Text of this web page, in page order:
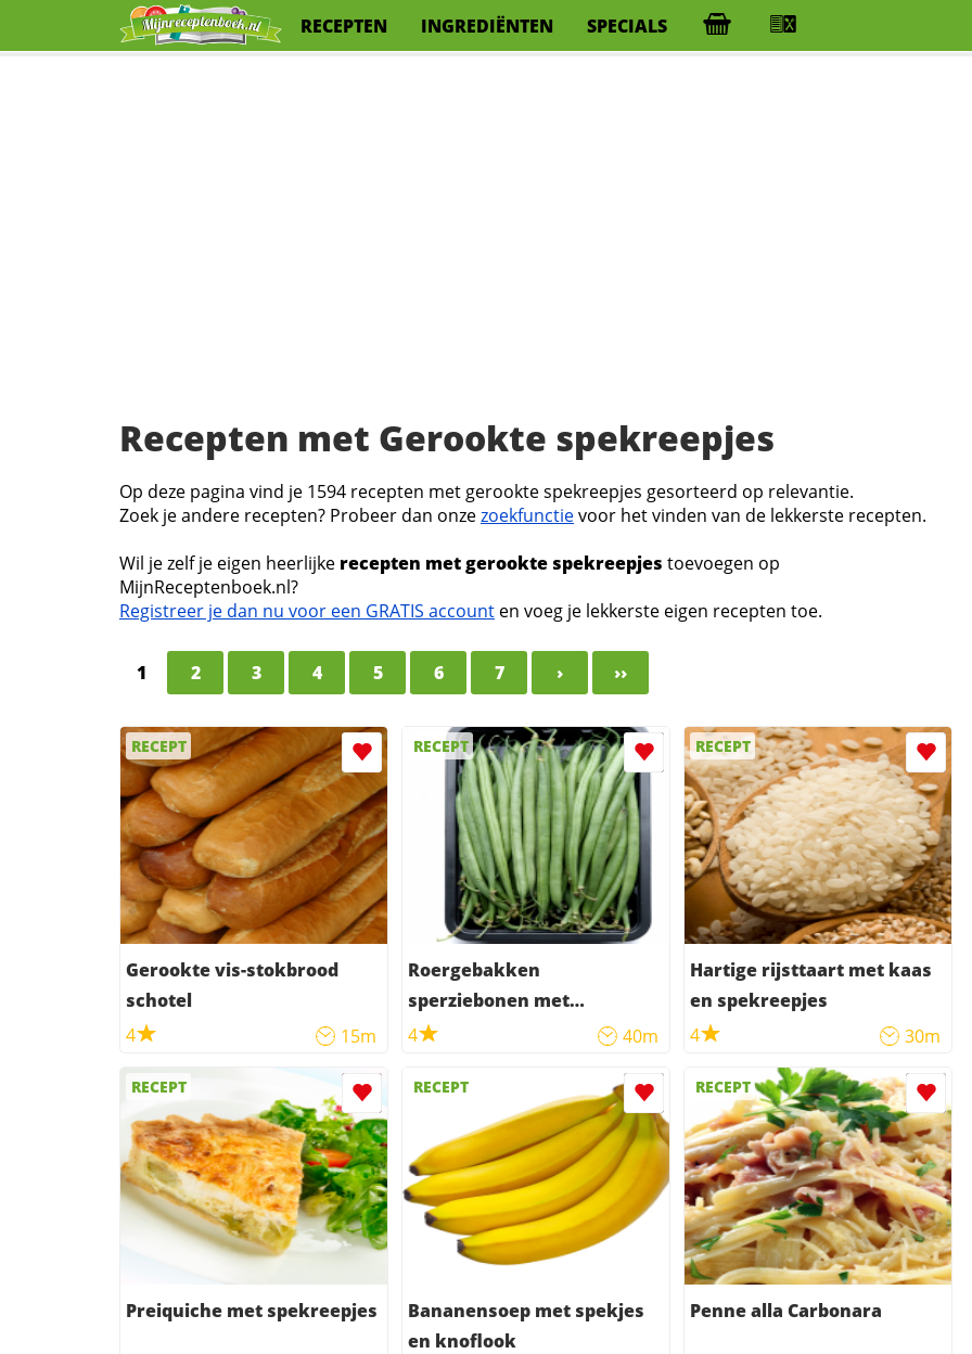
RECEPTEN INGREDIËNTEN SPECIALS
Recepten met Gerookte spekreepjes
Op deze pagina vind je 1594 recepten met gerookte spekreepjes gesorteerd op relevantie.
Zoek je andere recepten? Probeer dan onzezoekfunctievoor het vinden van de lekkerste recepten.
Wil je zelf je eigen heerlijke recepten met gerookte spekreepjes toevoegen op
MijnReceptenboek.nl?
Registreer je dan nu voor een GRATIS account en voeg je lekkerste eigen recepten toe.
1 2 3 4 5 6 7 › ››
RECEPT
Gerookte vis-stokbrood
schotel
4
15m
RECEPT
Roergebakken
sperziebonen met
spekreepjes
4 40m
RECEPT
Hartige rijsttaart met kaas
en spekreepjes
4
30m
RECEPT
Preiquiche met spekreepjes
RECEPT
Bananensoep met spekjes
en knoflook
RECEPT
Penne alla Carbonara